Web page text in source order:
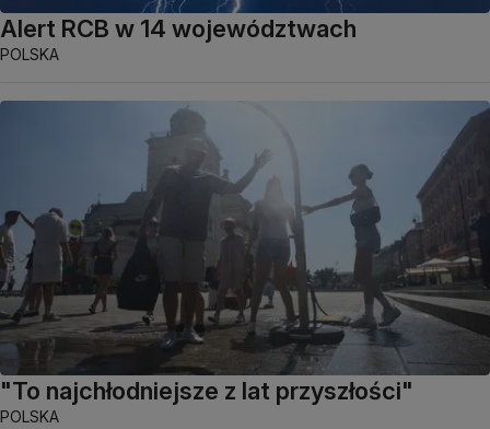
Alert RCB w 14 województwach
POLSKA
"To najchłodniejsze z lat przyszłości"
POLSKA